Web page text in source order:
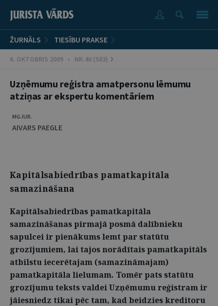
ŽURNĀLS TIESĪBU PRAKSE
6. OKTOBRIS 2009 • NR.40 (583)
Uzņēmumu reģistra amatpersonu lēmumu
atziņas ar ekspertu komentāriem
MG.IUR.
AIVARS PAEGLE
Kapitālsabiedrības pamatkapitāla
samazināšana
Kapitālsabiedrības pamatkapitāla
samazināšanas pirmajā posmā dalībnieku
sapulcei ir pienākums lemt par statūtu
grozījumiem, lai tajos norādītais pamatkapitāls
atbilstu iecerētajam (samazināmajam)
pamatkapitāla lielumam. Tomēr pats statūtu
grozījumu teksts valdei Uzņēmumu reģistram ir
jāiesniedz tikai pēc tam, kad beidzies kreditoru